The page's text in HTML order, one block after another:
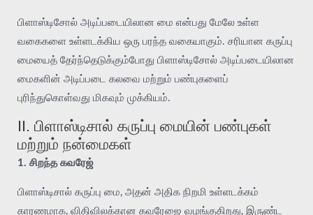
பிளாஸ்டிசோல் அடிப்படையிலான மை என்பது மேலே உள்ள
வகைகளை உள்ளடக்கிய ஒரு பரந்த வகையாகும். சரியான கருப்பு
மையைத் தேர்ந்தெடுக்கும்போது பிளாஸ்டிசோல் அடிப்படையிலான
மைகளின் அடிப்படை கலவை மற்றும் பண்புகளைப்
புரிந்துகொள்வது மிகவும் முக்கியம்.
II. பிளாஸ்டிசால் கருப்பு மையின் பண்புகள்
மற்றும் நன்மைகள்
1. சிறந்த கவரேஜ்
பிளாஸ்டிசால் கருப்பு மை, அதன் அதிக நிறமி உள்ளடக்கம்
காரணமாக, விதிவிலக்கான கவரேஜை வழங்குகிறது, இருண்ட